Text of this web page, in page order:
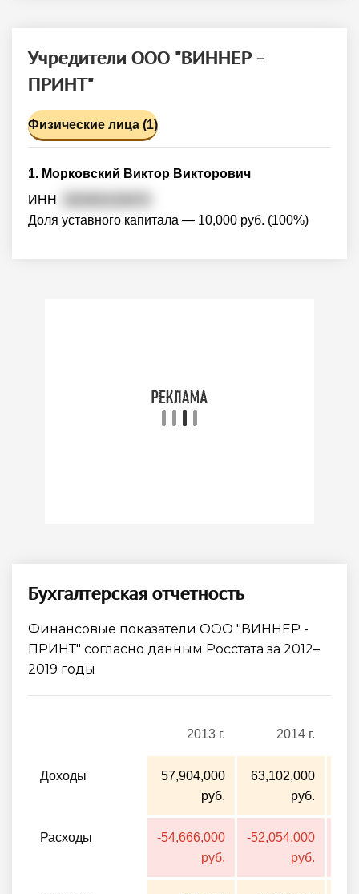
Учредители ООО "ВИННЕР -
ПРИНТ"
Физические лица (1)
1. Морковский Виктор Викторович
ИНН
Доля уставного капитала — 10,000 руб. (100%)
Бухгалтерская отчетность
Финансовые показатели ООО "ВИННЕР -
ПРИНТ" согласно данным Росстата за 2012–
2019 годы
2013 г. 2014 г.
Доходы
57,904,000
руб.
63,102,000
руб.
Расходы
-54,666,000
руб.
-52,054,000
руб.